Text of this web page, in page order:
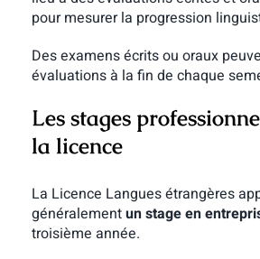
pour mesurer la progression
Des examens écrits ou oraux
évaluations à la fin de chaque
Les stages
la licence
La Licence Langues étrangères
généralementun stage en
troisième année.